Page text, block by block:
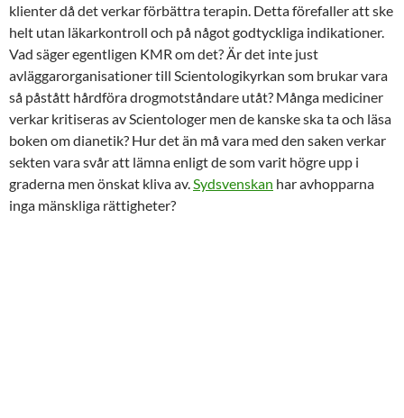
klienter då det verkar förbättra terapin. Detta förefaller att ske
helt utan läkarkontroll och på något godtyckliga indikationer.
Vad säger egentligen KMR om det? Är det inte just
avläggarorganisationer till Scientologikyrkan som brukar vara
så påstått hårdföra drogmotståndare utåt? Många mediciner
verkar kritiseras av Scientologer men de kanske ska ta och läsa
boken om dianetik? Hur det än må vara med den saken verkar
sekten vara svår att lämna enligt de som varit högre upp i
graderna men önskat kliva av. Sydsvenskan har avhopparna
inga mänskliga rättigheter?